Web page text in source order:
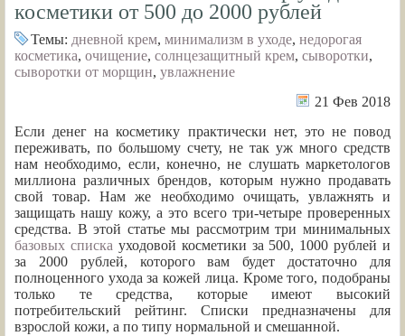
косметики от 500 до 2000 рублей
Темы: дневной крем, минимализм в уходе, недорогая
косметика, очищение, солнцезащитный крем, сыворотки,
сыворотки от морщин, увлажнение
21 Фев 2018
Если денег на косметику практически нет, это не повод
переживать, по большому счету, не так уж много средств
нам необходимо, если, конечно, не слушать маркетологов
миллиона различных брендов, которым нужно продавать
свой товар. Нам же необходимо очищать, увлажнять и
защищать нашу кожу, а это всего три-четыре проверенных
средства. В этой статье мы рассмотрим три минимальных
базовых списка уходовой косметики за 500, 1000 рублей и
за 2000 рублей, которого вам будет достаточно для
полноценного ухода за кожей лица. Кроме того, подобраны
только те средства, которые имеют высокий
потребительский рейтинг. Списки предназначены для
взрослой кожи, а по типу нормальной и смешанной.